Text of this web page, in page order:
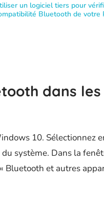
un logiciel tiers pour
Bluetooth de votre
dans les
10. Sélectionnez
du système. Dans la
Bluetooth et autres